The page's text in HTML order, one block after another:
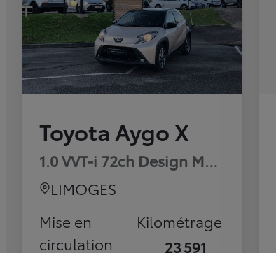
Toyota Aygo X
1.0 VVT-i 72ch Design MY23
LIMOGES
Mise en
circulation
Kilométrage
23 591